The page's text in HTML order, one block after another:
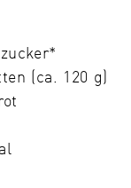
(ca. 120 g)